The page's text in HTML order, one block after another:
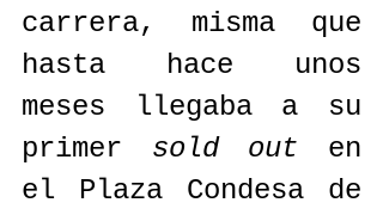
carrera, misma que
hasta hace unos
meses llegaba a su
primer sold out en
el Plaza Condesa de